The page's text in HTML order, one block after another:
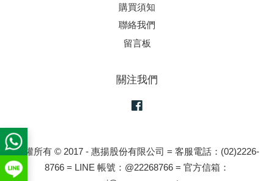
購買須知
聯絡我們
留言板
關注我們
版權所有 © 2017 - 惠揚股份有限公司 = 客服電話：(02)2226-
8766 = LINE 帳號：@22268766 = 官方信箱：